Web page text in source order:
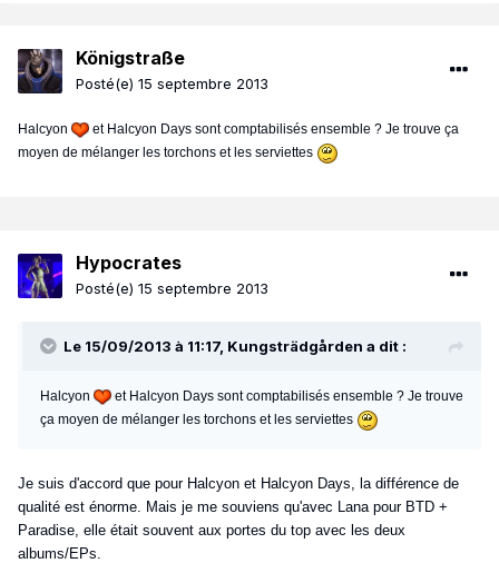
Königstraße
Posté(e) 15 septembre 2013
Halcyon
et Halcyon Days sont comptabilisés ensemble ? Je trouve ça
moyen de mélanger les torchons et les serviettes
Hypocrates
Posté(e) 15 septembre 2013
Le 15/09/2013 à 11:17, Kungsträdgården a dit :
Halcyon
et Halcyon Days sont comptabilisés ensemble ? Je trouve
ça moyen de mélanger les torchons et les serviettes
Je suis d'accord que pour Halcyon et Halcyon Days, la différence de
qualité est énorme. Mais je me souviens qu'avec Lana pour BTD +
Paradise, elle était souvent aux portes du top avec les deux
albums/EPs.